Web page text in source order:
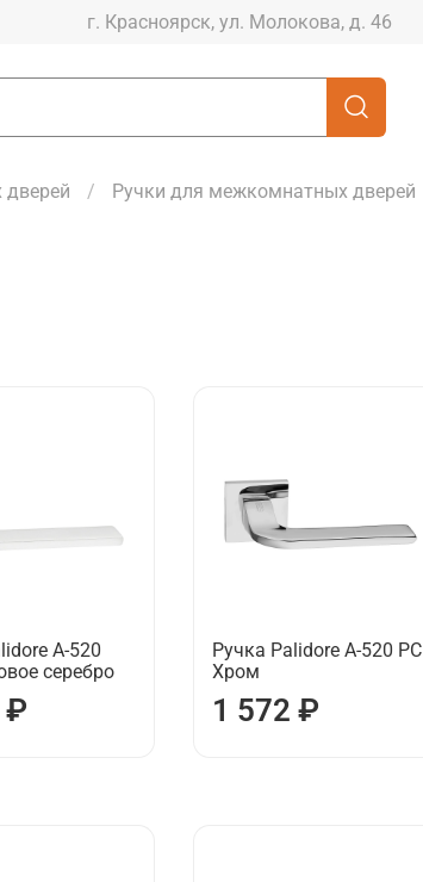
г. Красноярск, ул. Молокова, д. 46
Ручки для межкомнатных дверей
А-520
серебро
₽
Ручка Palidore А-520 РС
Хром
1 572 ₽